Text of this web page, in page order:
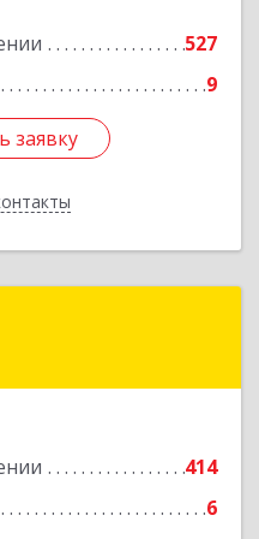
527
9
заявку
Подробнее
заявку
414
6
Подробнее